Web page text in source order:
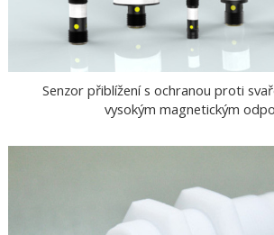
Senzor přiblížení s ochranou proti
vysokým magnetickým